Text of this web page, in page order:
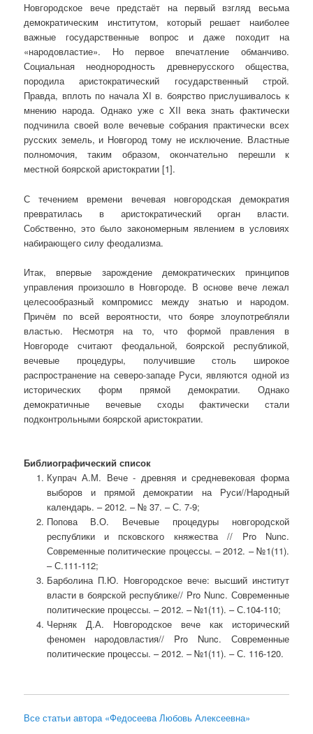
Новгородское вече предстаёт на первый взгляд весьма
демократическим институтом, который решает наиболее
важные государственные вопрос и даже походит на
«народовластие». Но первое впечатление обманчиво.
Социальная неоднородность древнерусского общества,
породила аристократический государственный строй.
Правда, вплоть по начала XI в. боярство прислушивалось к
мнению народа. Однако уже с XII века знать фактически
подчинила своей воле вечевые собрания практически всех
русских земель, и Новгород тому не исключение. Властные
полномочия, таким образом, окончательно перешли к
местной боярской аристократии [1].
С течением времени вечевая новгородская демократия
превратилась в аристократический орган власти.
Собственно, это было закономерным явлением в условиях
набирающего силу феодализма.
Итак, впервые зарождение демократических принципов
управления произошло в Новгороде. В основе вече лежал
целесообразный компромисс между знатью и народом.
Причём по всей вероятности, что бояре злоупотребляли
властью. Несмотря на то, что формой правления в
Новгороде считают феодальной, боярской республикой,
вечевые процедуры, получившие столь широкое
распространение на северо-западе Руси, являются одной из
исторических форм прямой демократии. Однако
демократичные вечевые сходы фактически стали
подконтрольными боярской аристократии.
Библиографический список
Купрач А.М. Вече - древняя и средневековая форма
выборов и прямой демократии на Руси//Народный
календарь. – 2012. – № 37. – С. 7-9;
Попова В.О. Вечевые процедуры новгородской
республики и псковского княжества // Pro Nunc.
Современные политические процессы. – 2012. – №1(11).
– С.111-112;
Барболина П.Ю. Новгородское вече: высший институт
власти в боярской республике// Pro Nunc. Современные
политические процессы. – 2012. – №1(11). – С.104-110;
Черняк Д.А. Новгородское вече как исторический
феномен народовластия// Pro Nunc. Современные
политические процессы. – 2012. – №1(11). – С. 116-120.
Все статьи автора «Федосеева Любовь Алексеевна»